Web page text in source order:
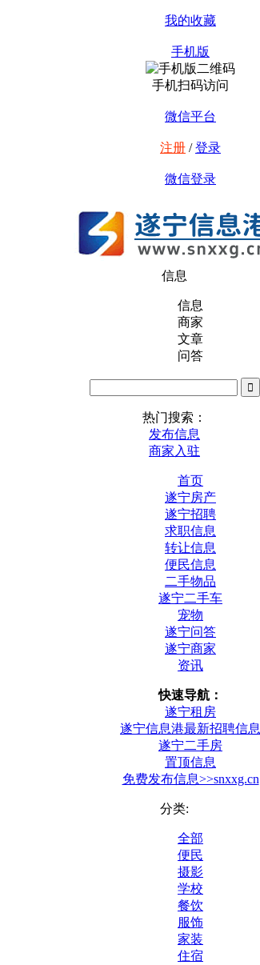
我的收藏
手机版
手机扫码访问
微信平台
注册 /登录
微信登录
信息
信息
商家
文章
问答
热门搜索：
发布信息
商家入驻
首页
遂宁房产
遂宁招聘
求职信息
转让信息
便民信息
二手物品
遂宁二手车
宠物
遂宁问答
遂宁商家
资讯
快速导航：
遂宁租房
遂宁信息港最新招聘信息
遂宁二手房
置顶信息
免费发布信息>>snxxg.cn
分类:
全部
便民
摄影
学校
餐饮
服饰
家装
住宿